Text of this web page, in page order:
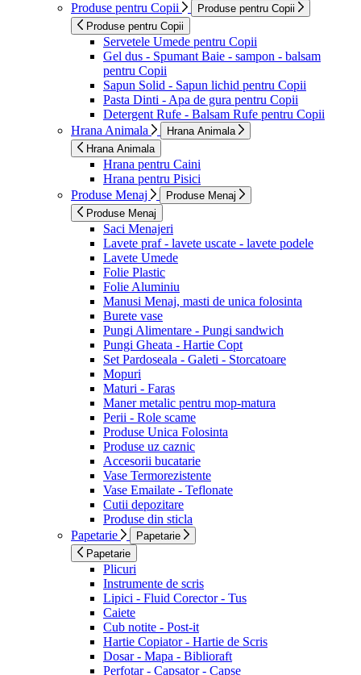
Produse pentru Copii
Produse pentru Copii
Produse pentru Copii
Servetele Umede pentru Copii
Gel dus - Spumant Baie - sampon - balsam
pentru Copii
Sapun Solid - Sapun lichid pentru Copii
Pasta Dinti - Apa de gura pentru Copii
Detergent Rufe - Balsam Rufe pentru Copii
Hrana Animala
Hrana Animala
Hrana Animala
Hrana pentru Caini
Hrana pentru Pisici
Produse Menaj
Produse Menaj
Produse Menaj
Saci Menajeri
Lavete praf - lavete uscate - lavete podele
Lavete Umede
Folie Plastic
Folie Aluminiu
Manusi Menaj, masti de unica folosinta
Burete vase
Pungi Alimentare - Pungi sandwich
Pungi Gheata - Hartie Copt
Set Pardoseala - Galeti - Storcatoare
Mopuri
Maturi - Faras
Maner metalic pentru mop-matura
Perii - Role scame
Produse Unica Folosinta
Produse uz caznic
Accesorii bucatarie
Vase Termorezistente
Vase Emailate - Teflonate
Cutii depozitare
Produse din sticla
Papetarie
Papetarie
Papetarie
Plicuri
Instrumente de scris
Lipici - Fluid Corector - Tus
Caiete
Cub notite - Post-it
Hartie Copiator - Hartie de Scris
Dosar - Mapa - Biblioraft
Perfotar - Capsator - Capse